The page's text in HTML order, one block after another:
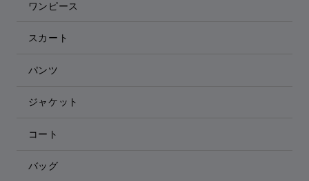
ワンピース
スカート
パンツ
ジャケット
コート
バッグ